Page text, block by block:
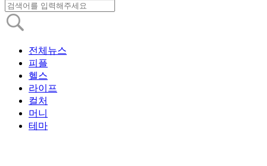
전체뉴스
피플
헬스
라이프
컬처
머니
테마